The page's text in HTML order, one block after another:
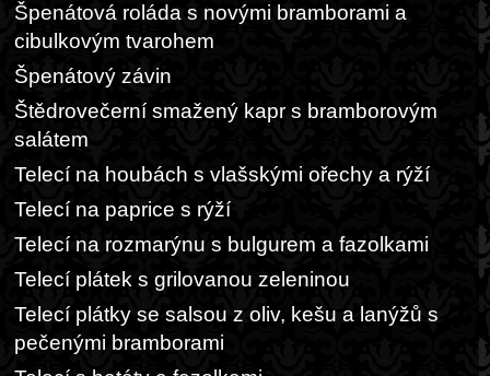
Špenátová roláda s novými bramborami a
cibulkovým tvarohem
Špenátový závin
Štědrovečerní smažený kapr s bramborovým
salátem
Telecí na houbách s vlašskými ořechy a rýží
Telecí na paprice s rýží
Telecí na rozmarýnu s bulgurem a fazolkami
Telecí plátek s grilovanou zeleninou
Telecí plátky se salsou z oliv, kešu a lanýžů s
pečenými bramborami